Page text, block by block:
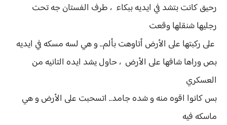
رحيق كانت بتشد في ايديه ببكاء ، طرف الفستان جه تحت
رجليها شنقلها وقعت
على ركبتها على الأرض أتاوهت بألم.. و هي لسه مسكه في ايديه
بص وراها شافها على الأرض ، حاول يشد ايده التانيه من
العسكري
بس كانوا اقوه منه و شده جامد.. اتسحبت على الأرض و هي
ماسكه فيه